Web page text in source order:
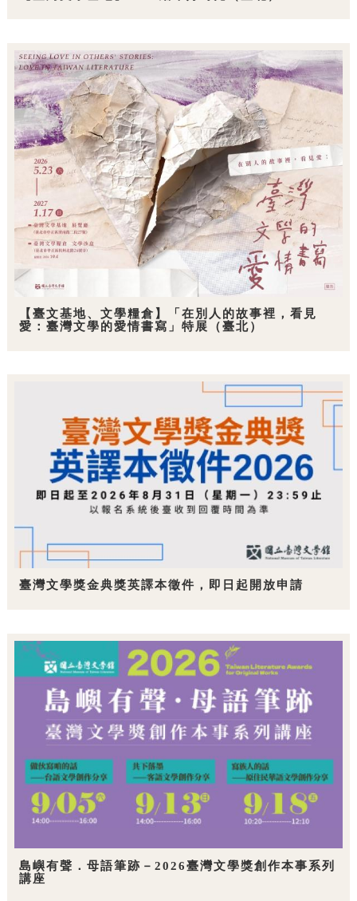
【臺文基地、文學糧倉】「在別人的故事裡，看見
愛：臺灣文學的愛情書寫」特展（臺北）
臺灣文學獎金典獎英譯本徵件，即日起開放申請
島嶼有聲．母語筆跡－2026臺灣文學獎創作本事系列
講座